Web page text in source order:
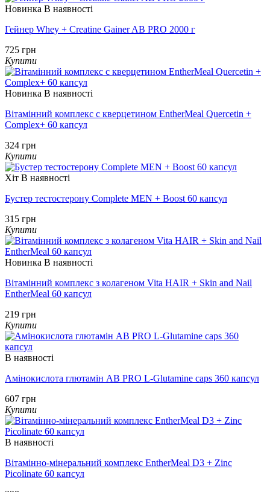
Новинка В наявності
Гейнер Whey + Creatine Gainer AB PRO 2000 г
725 грн
Купити
Новинка В наявності
Вітамінний комплекс с кверцетином EntherMeal Quercetin +
Complex+ 60 капсул
324 грн
Купити
Хіт В наявності
Бустер тестостерону Complete MEN + Boost 60 капсул
315 грн
Купити
Новинка В наявності
Вітамінний комплекс з колагеном Vita HAIR + Skin and Nail
EntherMeal 60 капсул
219 грн
Купити
В наявності
Амінокислота глютамін AB PRO L-Glutamine caps 360 капсул
607 грн
Купити
В наявності
Вітамінно-мінеральний комплекс EntherMeal D3 + Zinc
Picolinate 60 капсул